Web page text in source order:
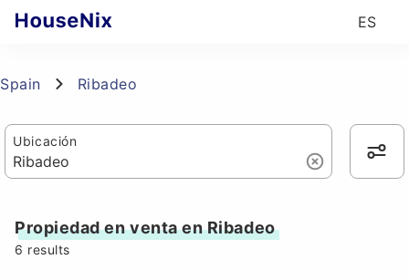
ES
Spain Ribadeo
Ubicación
Propiedad en venta en Ribadeo
6 results